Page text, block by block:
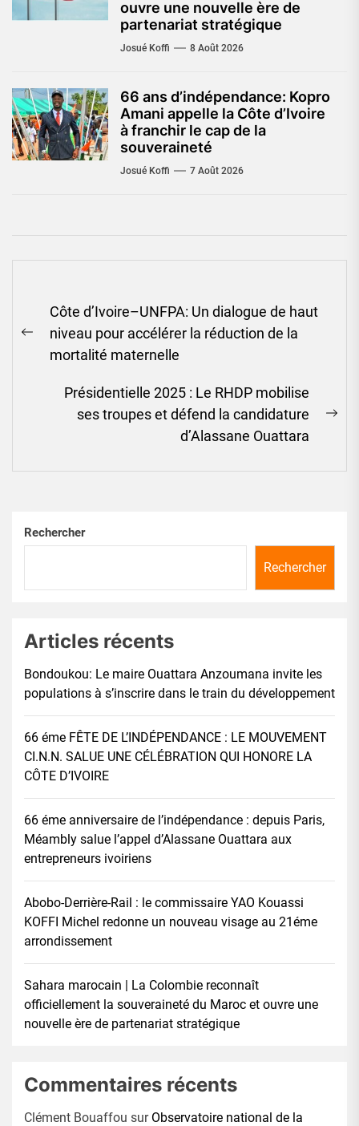
ouvre une nouvelle ère de
partenariat stratégique
Josué Koffi 8 Août 2026
66 ans d’indépendance: Kopro
Amani appelle la Côte d’Ivoire
à franchir le cap de la
souveraineté
Josué Koffi 7 Août 2026
de
l’article
Previous
post:
Côte d’Ivoire–UNFPA: Un dialogue de haut
niveau pour accélérer la réduction de la
mortalité maternelle
Présidentielle 2025 : Le RHDP mobilise
ses troupes et défend la candidature
d’Alassane Ouattara
Rechercher
Rechercher
Articles récents
Bondoukou: Le maire Ouattara Anzoumana invite les
populations à s’inscrire dans le train du développement
66 éme FÊTE DE L’INDÉPENDANCE : LE MOUVEMENT
CI.N.N. SALUE UNE CÉLÉBRATION QUI HONORE LA
CÔTE D’IVOIRE
66 éme anniversaire de l’indépendance : depuis Paris,
Méambly salue l’appel d’Alassane Ouattara aux
entrepreneurs ivoiriens
Abobo-Derrière-Rail : le commissaire YAO Kouassi
KOFFI Michel redonne un nouveau visage au 21éme
arrondissement
Sahara marocain | La Colombie reconnaît
officiellement la souveraineté du Maroc et ouvre une
nouvelle ère de partenariat stratégique
Commentaires récents
Clément Bouaffou sur Observatoire national de la